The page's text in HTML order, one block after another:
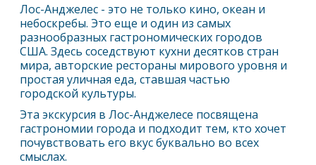
Лос-Анджелес - это не только кино, океан и
небоскребы. Это еще и один из самых
разнообразных гастрономических городов
США. Здесь соседствуют кухни десятков стран
мира, авторские рестораны мирового уровня и
простая уличная еда, ставшая частью
городской культуры.
Эта экскурсия вЛос-Анджелесе посвящена
гастрономии города и подходит тем, кто хочет
почувствовать его вкус буквально во всех
смыслах.